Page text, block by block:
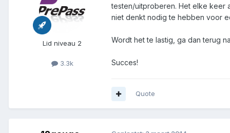
Lid niveau 2
3.3k
testen/uitproberen. Het elke keer
niet denkt nodig te hebben voor
Wordt het te lastig, ga dan terug
Succes!
Quote